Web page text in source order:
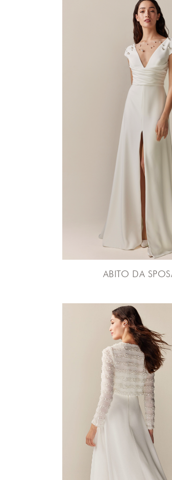
ABITO DA